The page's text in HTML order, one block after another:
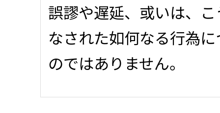
誤謬や遅延、或いは、
なされた如何なる行為
のではありません。